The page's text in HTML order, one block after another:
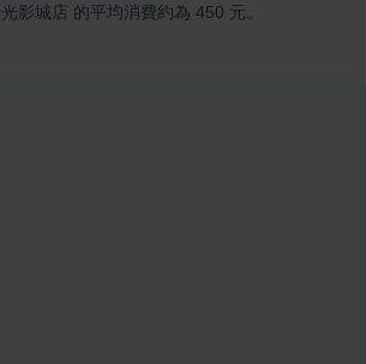
影城店 的平均消費約為 450 元。